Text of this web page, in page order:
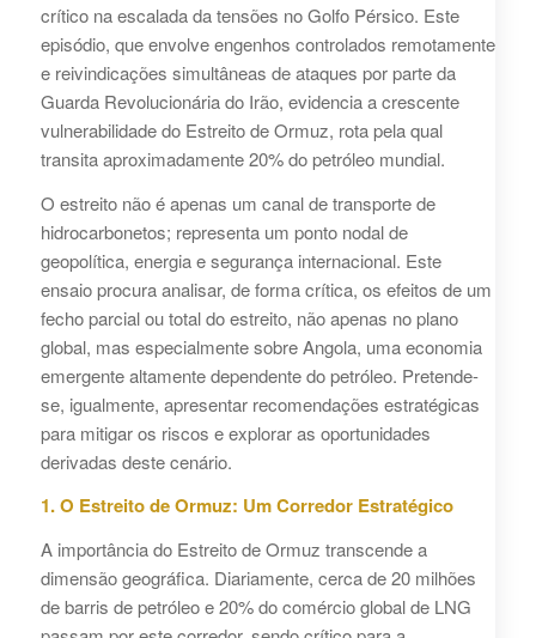
crítico na escalada da tensões no Golfo Pérsico. Este
episódio, que envolve engenhos controlados remotamente
e reivindicações simultâneas de ataques por parte da
Guarda Revolucionária do Irão, evidencia a crescente
vulnerabilidade do Estreito de Ormuz, rota pela qual
transita aproximadamente 20% do petróleo mundial.
O estreito não é apenas um canal de transporte de
hidrocarbonetos; representa um ponto nodal de
geopolítica, energia e segurança internacional. Este
ensaio procura analisar, de forma crítica, os efeitos de um
fecho parcial ou total do estreito, não apenas no plano
global, mas especialmente sobre Angola, uma economia
emergente altamente dependente do petróleo. Pretende-
se, igualmente, apresentar recomendações estratégicas
para mitigar os riscos e explorar as oportunidades
derivadas deste cenário.
1. O Estreito de Ormuz: Um Corredor Estratégico
A importância do Estreito de Ormuz transcende a
dimensão geográfica. Diariamente, cerca de 20 milhões
de barris de petróleo e 20% do comércio global de LNG